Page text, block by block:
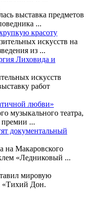
выставка предметов
...
красоту
искусств на
из ...
Лиховида и
искусств
работ
любви»
музыкального театра,
премии ...
документальный
на Макаровского
«Ледниковый ...
мировую
«Тихий Дон.